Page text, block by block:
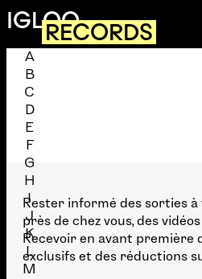
Aller au contenu principal
IGLOORECORDS
Liste des artistes commençant
Trier la liste des artistes
A
B
C
D
E
F
G
H
I
J
K
L
M
Rester informé des sorties
près de chez vous, des
Recevoir en avant première
exclusifs et des réductions